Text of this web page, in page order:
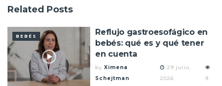
Related Posts
BEBÉS
Reflujo gastroesofágico en
bebés: qué es y qué tener
en cuenta
by Ximena
Schejtman
29 julio,
2026
9